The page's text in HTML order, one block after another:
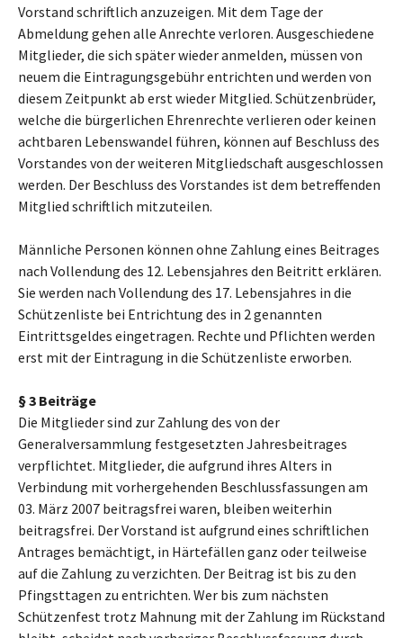
Vorstand schriftlich anzuzeigen. Mit dem Tage der
Abmeldung gehen alle Anrechte verloren. Ausgeschiedene
Mitglieder, die sich später wieder anmelden, müssen von
neuem die Eintragungsgebühr entrichten und werden von
diesem Zeitpunkt ab erst wieder Mitglied. Schützenbrüder,
welche die bürgerlichen Ehrenrechte verlieren oder keinen
achtbaren Lebenswandel führen, können auf Beschluss des
Vorstandes von der weiteren Mitgliedschaft ausgeschlossen
werden. Der Beschluss des Vorstandes ist dem betreffenden
Mitglied schriftlich mitzuteilen.
Männliche Personen können ohne Zahlung eines Beitrages
nach Vollendung des 12. Lebensjahres den Beitritt erklären.
Sie werden nach Vollendung des 17. Lebensjahres in die
Schützenliste bei Entrichtung des in 2 genannten
Eintrittsgeldes eingetragen. Rechte und Pflichten werden
erst mit der Eintragung in die Schützenliste erworben.
§ 3 Beiträge
Die Mitglieder sind zur Zahlung des von der
Generalversammlung festgesetzten Jahresbeitrages
verpflichtet. Mitglieder, die aufgrund ihres Alters in
Verbindung mit vorhergehenden Beschlussfassungen am
03. März 2007 beitragsfrei waren, bleiben weiterhin
beitragsfrei. Der Vorstand ist aufgrund eines schriftlichen
Antrages bemächtigt, in Härtefällen ganz oder teilweise
auf die Zahlung zu verzichten. Der Beitrag ist bis zu den
Pfingsttagen zu entrichten. Wer bis zum nächsten
Schützenfest trotz Mahnung mit der Zahlung im Rückstand